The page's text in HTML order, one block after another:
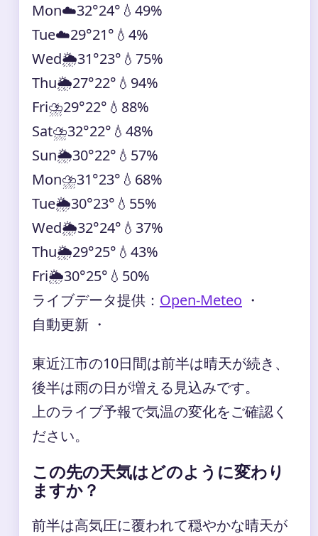
Mon☁️32°24° 💧49%
Tue☁️29°21° 💧4%
Wed🌦️31°23° 💧75%
Thu🌦️27°22° 💧94%
Fri⛈️29°22° 💧88%
Sat⛈️32°22° 💧48%
Sun🌦️30°22° 💧57%
Mon⛈️31°23° 💧68%
Tue🌦️30°23° 💧55%
Wed🌦️32°24° 💧37%
Thu🌦️29°25° 💧43%
Fri🌦️30°25° 💧50%
ライブデータ提供： Open-Meteo ・
自動更新 ・
東近江市の10日間は前半は晴天が続き、
後半は雨の日が増える見込みです。
上のライブ予報で気温の変化をご確認く
ださい。
この先の天気はどのように変わり
ますか？
前半は高気圧に覆われて穏やかな晴天が